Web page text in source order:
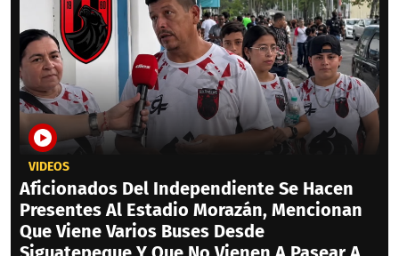
VIDEOS
Aficionados Del Independiente Se Hacen
Presentes Al Estadio Morazán, Mencionan
Que Viene Varios Buses Desde